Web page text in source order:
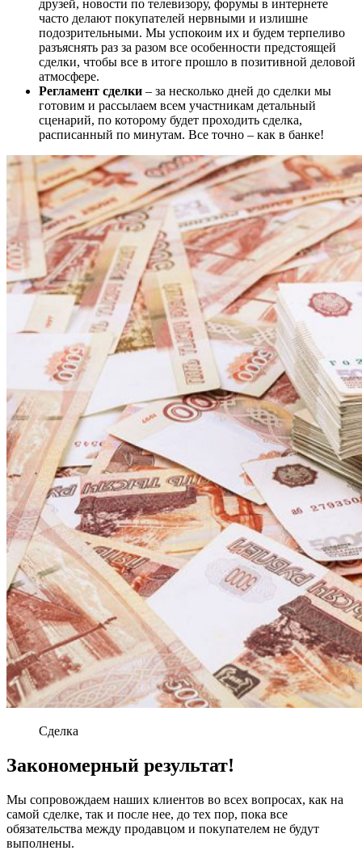
друзей, новости по телевизору, форумы в интернете
часто делают покупателей нервными и излишне
подозрительными. Мы успокоим их и будем терпеливо
разъяснять раз за разом все особенности предстоящей
сделки, чтобы все в итоге прошло в позитивной деловой
атмосфере.
Регламент сделки – за несколько дней до сделки мы
готовим и рассылаем всем участникам детальный
сценарий, по которому будет проходить сделка,
расписанный по минутам. Все точно – как в банке!
Сделка
Закономерный результат!
Мы сопровождаем наших клиентов во всех вопросах, как на
самой сделке, так и после нее, до тех пор, пока все
обязательства между продавцом и покупателем не будут
выполнены.